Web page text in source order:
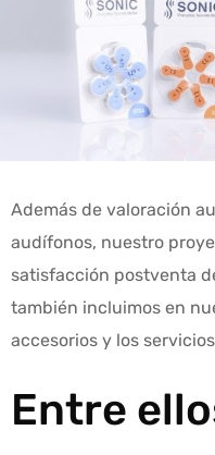
Además de valoración
audífonos, nuestro
satisfacción postventa
también incluimos en
accesorios y los
Entre